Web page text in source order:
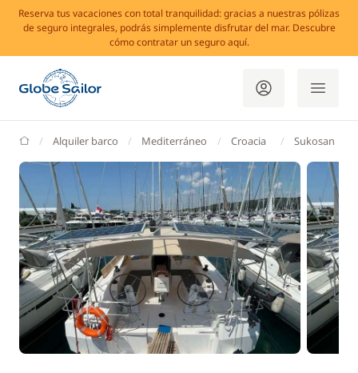
Reserva tus vacaciones con total tranquilidad: gracias a nuestras pólizas
de seguro integrales, podrás simplemente disfrutar del mar. Descubre
cómo contratar un seguro aquí.
GlobeSailor
Alquiler barco Mediterráneo Croacia Sukosan